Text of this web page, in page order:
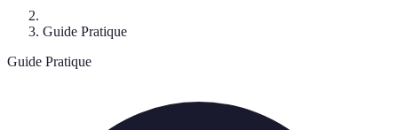
Guide Pratique
Guide Pratique